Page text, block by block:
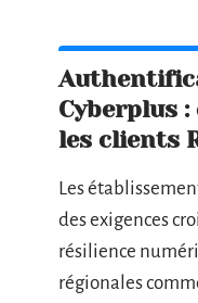
Cyberplus
les clients
Les
des exigences
résilience
régionales